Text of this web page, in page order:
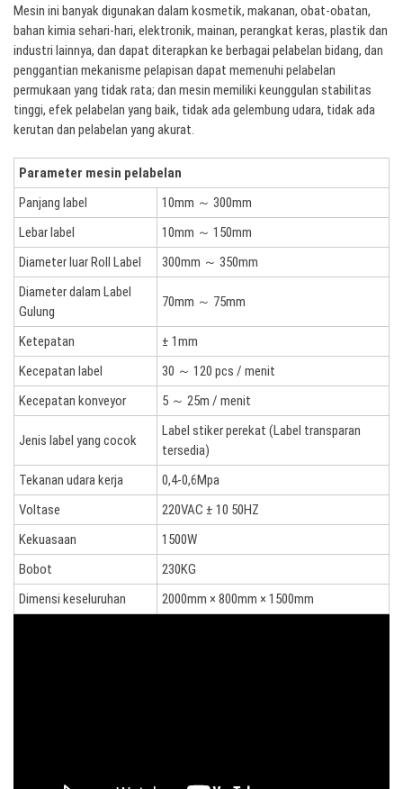
Mesin ini banyak digunakan dalam kosmetik, makanan, obat-obatan,
bahan kimia sehari-hari, elektronik, mainan, perangkat keras, plastik dan
industri lainnya, dan dapat diterapkan ke berbagai pelabelan bidang, dan
penggantian mekanisme pelapisan dapat memenuhi pelabelan
permukaan yang tidak rata; dan mesin memiliki keunggulan stabilitas
tinggi, efek pelabelan yang baik, tidak ada gelembung udara, tidak ada
kerutan dan pelabelan yang akurat.
Parameter mesin pelabelan
Panjang label
10mm ～ 300mm
Lebar label
10mm ～ 150mm
Diameter luar Roll Label
300mm ～ 350mm
Diameter dalam Label
Gulung
70mm ～ 75mm
Ketepatan
± 1mm
Kecepatan label
30 ～ 120 pcs / menit
Kecepatan konveyor
5 ～ 25m / menit
Jenis label yang cocok
Label stiker perekat (Label transparan
tersedia)
Tekanan udara kerja
0,4-0,6Mpa
Voltase
220VAC ± 10 50HZ
Kekuasaan
1500W
Bobot
230KG
Dimensi keseluruhan
2000mm × 800mm × 1500mm